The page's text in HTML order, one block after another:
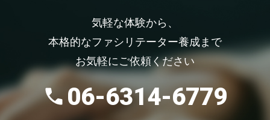
気軽な体験から、
本格的なファシリテーター養成まで
お気軽にご依頼ください
06-6314-6779